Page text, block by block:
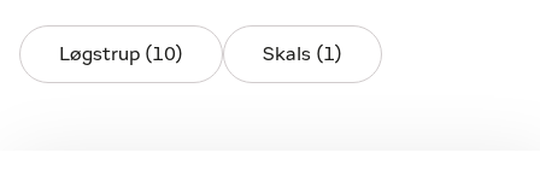
Løgstrup (10) Skals (1)